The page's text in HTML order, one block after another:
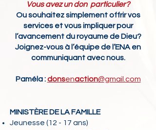
Vous avez un don particulier?
Ou souhaitez simplement offrir vos
services et vous impliquer pour
l’avancement du royaume de Dieu?
Joignez-vous à l’équipe de l’ENA en
communiquant avec nous.
Paméla :donsenaction@gmail.com
MINISTÈRE DE LA FAMILLE
Jeunesse (12 - 17 ans)